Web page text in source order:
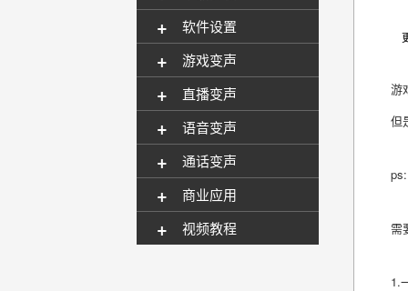
软件设置
+
游戏变声
+
直播变声
+
语音变声
+
通话变声
+
商业应用
+
视频教程
+
游
但
需
1.